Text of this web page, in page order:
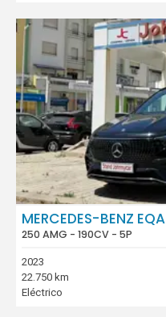
MERCEDES-BENZ EQA
250 AMG - 190CV - 5P
2023
22.750 km
Eléctrico